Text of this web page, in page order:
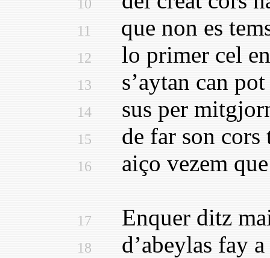
10
11 que non es
12 lo primer cel
13 s’aytan can pot
14 sus per
15 de far son cors
16 aiço vezem
17 Enquer ditz
18 d’abeylas fay a